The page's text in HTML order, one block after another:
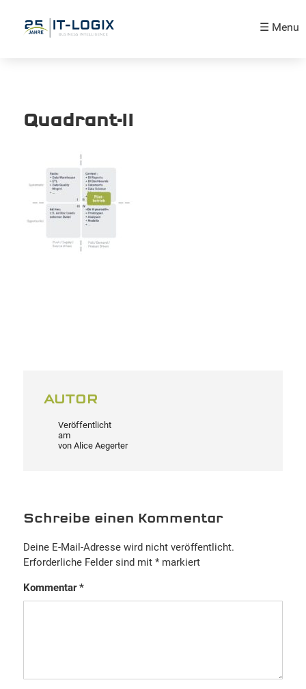
☰ Menu
Quadrant-II
AUTOR
Veröffentlicht
am
von Alice Aegerter
Schreibe einen Kommentar
Deine E-Mail-Adresse wird nicht veröffentlicht.
Erforderliche Felder sind mit *markiert
Kommentar*